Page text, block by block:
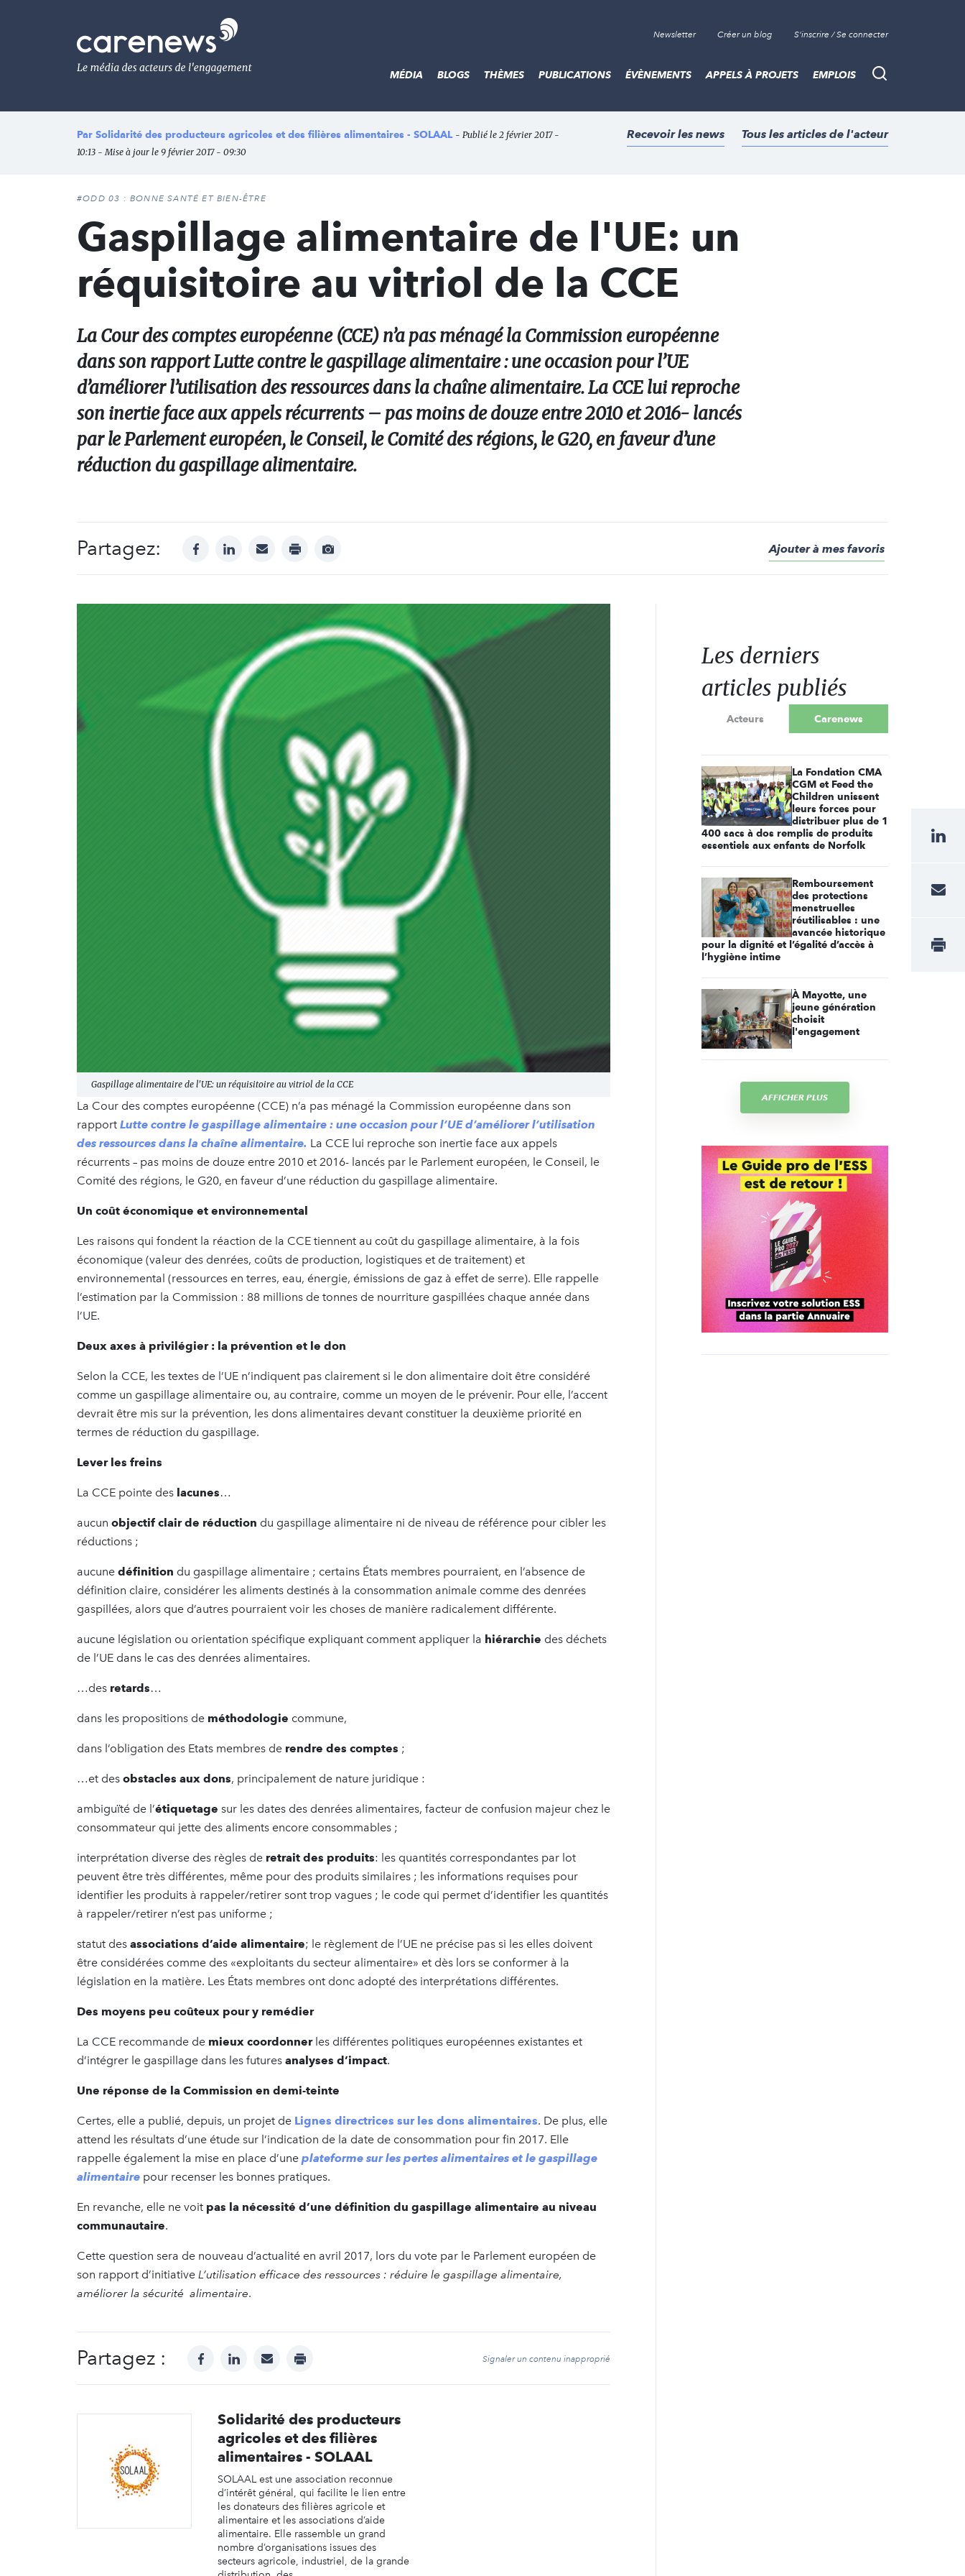
Le
média
de
l'engagement
Newsletter Créer un blog S'inscrire / Se connecter
Recherche
MÉDIA BLOGS THÈMES PUBLICATIONS ÉVÈNEMENTS APPELS À PROJETS EMPLOIS
Par Solidarité des producteurs agricoles et des filières alimentaires - SOLAAL - Publié le 2 février 2017 -
10:13 - Mise à jour le 9 février 2017 - 09:30
Recevoir les news Tous les articles de l'acteur
#ODD 03 : BONNE SANTÉ ET BIEN-ÊTRE
Gaspillage alimentaire de l'UE: un
réquisitoire au vitriol de la CCE
La Cour des comptes européenne (CCE) n’a pas ménagé la Commission européenne
dans son rapport Lutte contre le gaspillage alimentaire : une occasion pour l’UE
d’améliorer l’utilisation des ressources dans la chaîne alimentaire. La CCE lui reproche
son inertie face aux appels récurrents – pas moins de douze entre 2010 et 2016- lancés
par le Parlement européen, le Conseil, le Comité des régions, le G20, en faveur d’une
réduction du gaspillage alimentaire.
Partagez: facebooklinkedinmail print
Afficher
Ajouter à mes favoris
Gaspillage alimentaire de l'UE: un réquisitoire au vitriol de la CCE
La Cour des comptes européenne (CCE) n’a pas ménagé la Commission européenne dans son
rapport Lutte contre le gaspillage alimentaire : une occasion pour l’UE d’améliorer l’utilisation
des ressources dans la chaîne alimentaire. La CCE lui reproche son inertie face aux appels
récurrents – pas moins de douze entre 2010 et 2016- lancés par le Parlement européen, le Conseil, le
Comité des régions, le G20, en faveur d’une réduction du gaspillage alimentaire.
Un coût économique et environnemental
Les raisons qui fondent la réaction de la CCE tiennent au coût du gaspillage alimentaire, à la fois
économique (valeur des denrées, coûts de production, logistiques et de traitement) et
environnemental (ressources en terres, eau, énergie, émissions de gaz à effet de serre). Elle rappelle
l’estimation par la Commission : 88 millions de tonnes de nourriture gaspillées chaque année dans
l’UE.
Deux axes à privilégier : la prévention et le don
Selon la CCE, les textes de l’UE n’indiquent pas clairement si le don alimentaire doit être considéré
comme un gaspillage alimentaire ou, au contraire, comme un moyen de le prévenir. Pour elle, l’accent
devrait être mis sur la prévention, les dons alimentaires devant constituer la deuxième priorité en
termes de réduction du gaspillage.
Lever les freins
La CCE pointe des lacunes…
aucun objectif clair de réduction du gaspillage alimentaire ni de niveau de référence pour cibler les
réductions ;
aucune définition du gaspillage alimentaire ; certains États membres pourraient, en l’absence de
définition claire, considérer les aliments destinés à la consommation animale comme des denrées
gaspillées, alors que d’autres pourraient voir les choses de manière radicalement différente.
aucune législation ou orientation spécifique expliquant comment appliquer la hiérarchie des déchets
de l’UE dans le cas des denrées alimentaires.
…des retards…
dans les propositions de méthodologie commune,
dans l’obligation des Etats membres de rendre des comptes ;
…et des obstacles aux dons, principalement de nature juridique :
ambiguïté de l’étiquetage sur les dates des denrées alimentaires, facteur de confusion majeur chez le
consommateur qui jette des aliments encore consommables ;
interprétation diverse des règles de retrait des produits: les quantités correspondantes par lot
peuvent être très différentes, même pour des produits similaires ; les informations requises pour
identifier les produits à rappeler/retirer sont trop vagues ; le code qui permet d’identifier les quantités
à rappeler/retirer n’est pas uniforme ;
statut des associations d’aide alimentaire; le règlement de l’UE ne précise pas si les elles doivent
être considérées comme des «exploitants du secteur alimentaire» et dès lors se conformer à la
législation en la matière. Les États membres ont donc adopté des interprétations différentes.
Des moyens peu coûteux pour y remédier
La CCE recommande de mieux coordonnerles différentes politiques européennes existantes et
d’intégrer le gaspillage dans les futures analyses d’impact.
Une réponse de la Commission en demi-teinte
Certes, elle a publié, depuis, un projet de Lignes directrices sur les dons alimentaires. De plus, elle
attend les résultats d’une étude sur l’indication de la date de consommation pour fin 2017. Elle
rappelle également la mise en place d’une plateforme sur les pertes alimentaires et le gaspillage
alimentaire pour recenser les bonnes pratiques.
En revanche, elle ne voit pas la nécessité d’une définition du gaspillage alimentaire au niveau
communautaire.
Cette question sera de nouveau d’actualité en avril 2017, lors du vote par le Parlement européen de
son rapport d’initiative L’utilisation efficace des ressources : réduire le gaspillage alimentaire,
améliorer la sécurité alimentaire.
Partagez : facebooklinkedinmail print Signaler un contenu inapproprié
Solidarité des producteurs
agricoles et des filières
alimentaires - SOLAAL
SOLAAL est une association reconnue
d’intérêt général, qui facilite le lien entre
les donateurs des filières agricole et
alimentaire et les associations d’aide
alimentaire. Elle rassemble un grand
nombre d’organisations issues des
secteurs agricole, industriel, de la grande
Les derniers
articles publiés
Acteurs Carenews
La Fondation CMA
CGM et Feed the
Children unissent
leurs forces pour
distribuer plus de 1
400 sacs à dos remplis de produits
essentiels aux enfants de Norfolk
Remboursement
des protections
menstruelles
réutilisables : une
avancée historique
pour la dignité et l’égalité d’accès à
l’hygiène intime
À Mayotte, une
jeune génération
choisit
l'engagement
AFFICHER PLUS